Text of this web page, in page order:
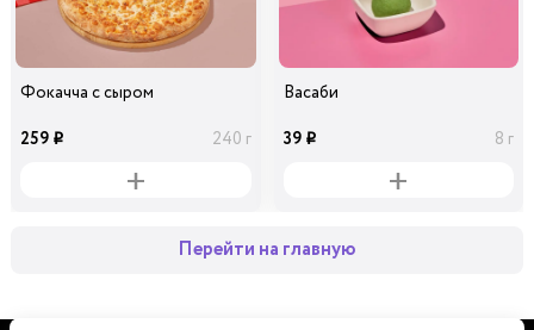
Фокачча с сыром
259 i 240 г
Васаби
39 i 8 г
Перейти на главную